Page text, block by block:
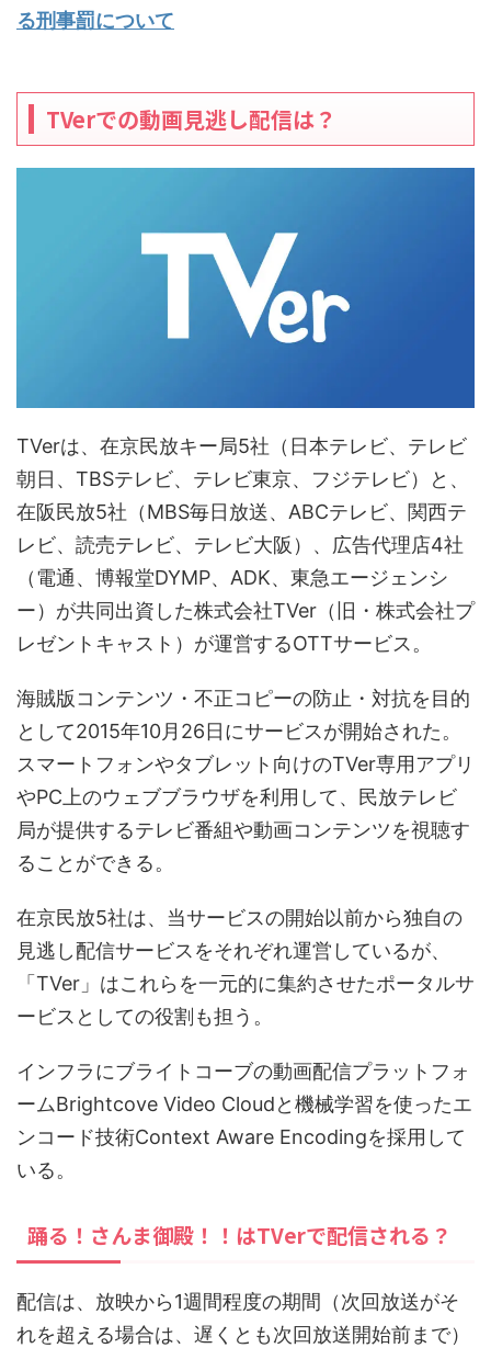
る刑事罰について
TVerでの動画見逃し配信は？
TVerは、在京民放キー局5社（日本テレビ、テレビ
朝日、TBSテレビ、テレビ東京、フジテレビ）と、
在阪民放5社（MBS毎日放送、ABCテレビ、関西テ
レビ、読売テレビ、テレビ大阪）、広告代理店4社
（電通、博報堂DYMP、ADK、東急エージェンシ
ー）が共同出資した株式会社TVer（旧・株式会社プ
レゼントキャスト）が運営するOTTサービス。
海賊版コンテンツ・不正コピーの防止・対抗を目的
として2015年10月26日にサービスが開始された。
スマートフォンやタブレット向けのTVer専用アプリ
やPC上のウェブブラウザを利用して、民放テレビ
局が提供するテレビ番組や動画コンテンツを視聴す
ることができる。
在京民放5社は、当サービスの開始以前から独自の
見逃し配信サービスをそれぞれ運営しているが、
「TVer」はこれらを一元的に集約させたポータルサ
ービスとしての役割も担う。
インフラにブライトコーブの動画配信プラットフォ
ームBrightcove Video Cloudと機械学習を使ったエ
ンコード技術Context Aware Encodingを採用して
いる。
踊る！さんま御殿！！はTVerで配信される？
配信は、放映から1週間程度の期間（次回放送がそ
れを超える場合は、遅くとも次回放送開始前まで）